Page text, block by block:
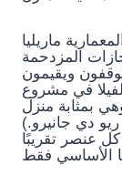
ماريليا
المزدحمة
ويقيمون
في مشروع
بمثابة منزل
دي جانيرو.)
عنصر تقريبًا